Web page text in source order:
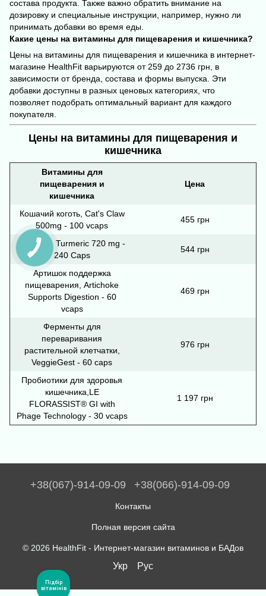
состава продукта. Также важно обратить внимание на
дозировку и специальные инструкции, например, нужно ли
принимать добавки во время еды.
Какие цены на витамины для пищеварения и кишечника?
Цены на витамины для пищеварения и кишечника в интернет-
магазине HealthFit варьируются от 259 до 2736 грн, в
зависимости от бренда, состава и формы выпуска. Эти
добавки доступны в разных ценовых категориях, что
позволяет подобрать оптимальный вариант для каждого
покупателя.
Цены на витамины для пищеварения и
кишечника
Витамины для
пищеварения и
кишечника
Цена
Кошачий коготь, Cat's Claw
500mg - 100 vcaps
455 грн
Куркума, Turmeric 720 mg -
240 Caps
544 грн
Артишок поддержка
пищеварения, Artichoke
Supports Digestion - 60
vcaps
469 грн
Ферменты для
переваривания
растительной клетчатки,
VeggieGest - 60 caps
976 грн
Пробиотики для здоровья
кишечника,LE
FLORASSIST® GI with
Phage Technology - 30 vcaps
1 197 грн
+38(067)-914-09-09 +38(066)-914-09-09
Контакты
Полная версия сайта
© 2026 HealthFit - Интернет-магазин витаминов и БАДов
Укр Рус
Підбір
вітамінів